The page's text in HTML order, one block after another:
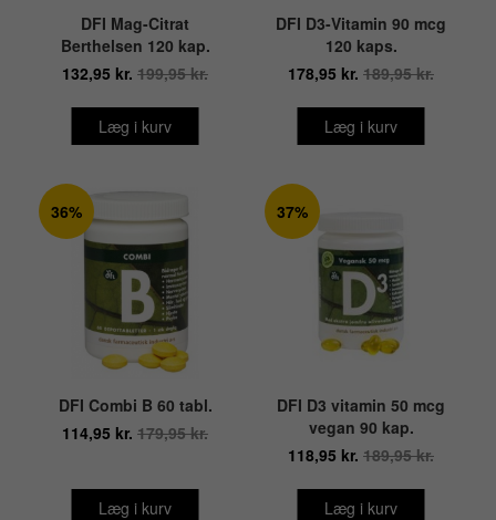
DFI Mag-Citrat
Berthelsen 120 kap.
132,95 kr. 199,95 kr.
Læg i kurv
DFI D3-Vitamin 90 mcg
120 kaps.
178,95 kr. 189,95 kr.
Læg i kurv
36%
DFI Combi B 60 tabl.
114,95 kr. 179,95 kr.
Læg i kurv
37%
DFI D3 vitamin 50 mcg
vegan 90 kap.
118,95 kr. 189,95 kr.
Læg i kurv